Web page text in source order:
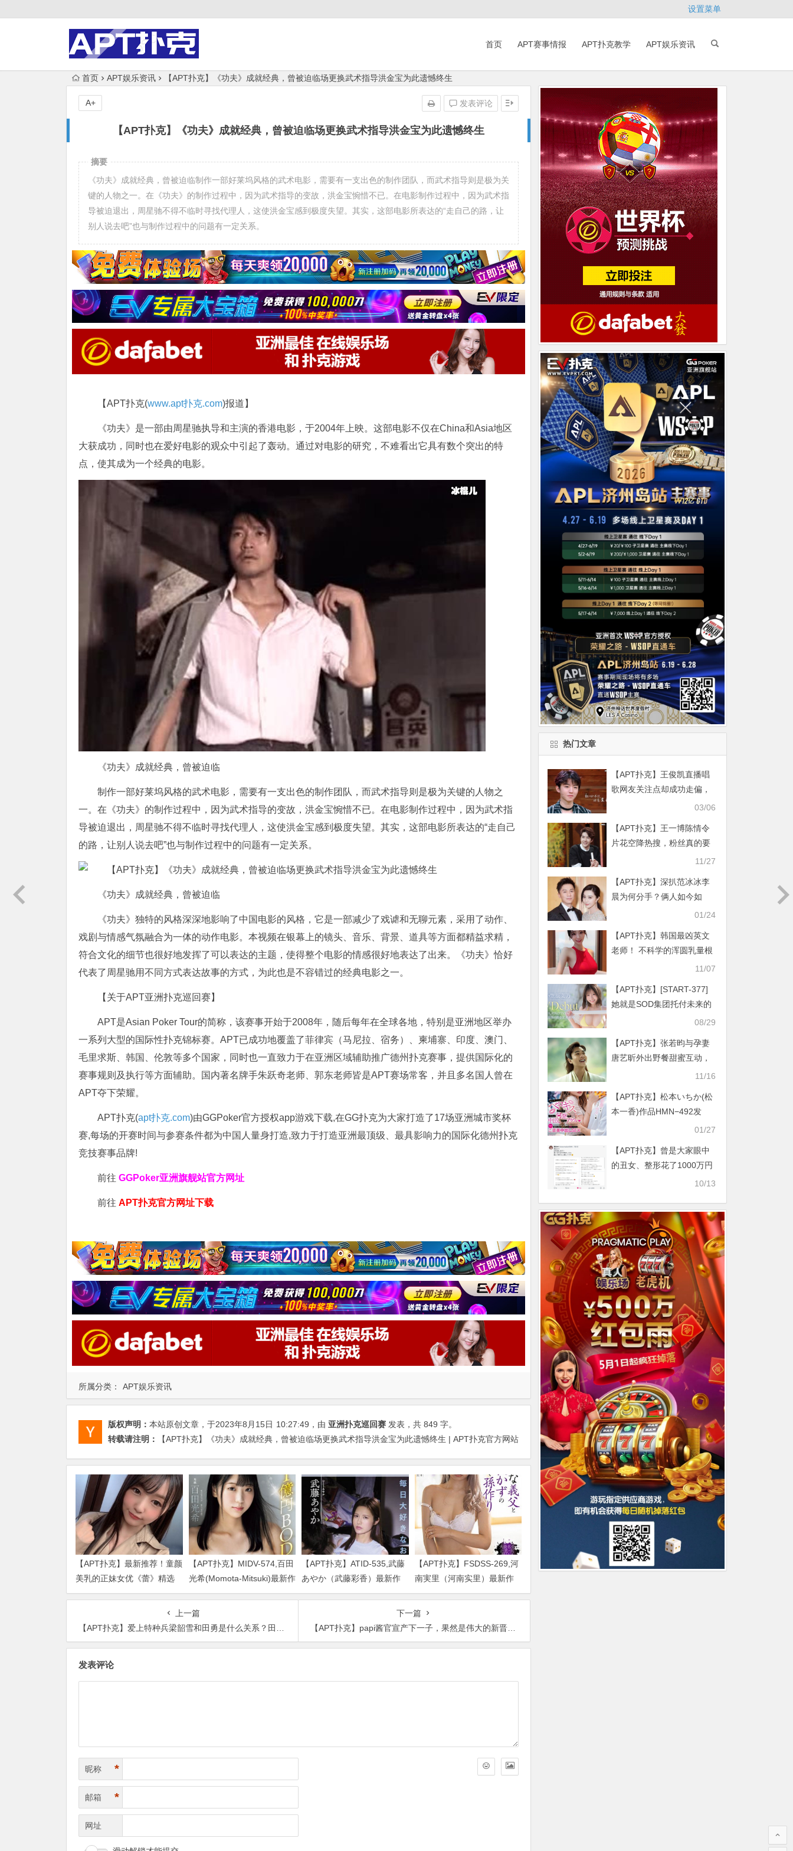
设置菜单
首页 APT赛事情报 APT扑克教学 APT娱乐资讯
首页 APT娱乐资讯 【APT扑克】《功夫》成就经典，曾被迫临场更换武术指导洪金宝为此遗憾终生
【APT扑克】《功夫》成就经典，曾被迫临场更换武术指导洪金宝为此遗憾终生
发表评论
A+
所属分类： APT娱乐资讯
摘要
《功夫》成就经典，曾被迫临制作一部好莱坞风格的武术电影，需要有一支出色的制作团队，而武术指导则是极为关
键的人物之一。在《功夫》的制作过程中，因为武术指导的变故，洪金宝惋惜不已。在电影制作过程中，因为武术指
导被迫退出，周星驰不得不临时寻找代理人，这使洪金宝感到极度失望。其实，这部电影所表达的“走自己的路，让
别人说去吧”也与制作过程中的问题有一定关系。
【APT扑克(www.apt扑克.com)报道】
《功夫》是一部由周星驰执导和主演的香港电影，于2004年上映。这部电影不仅在China和Asia地区
大获成功，同时也在爱好电影的观众中引起了轰动。通过对电影的研究，不难看出它具有数个突出的特
点，使其成为一个经典的电影。
《功夫》成就经典，曾被迫临
制作一部好莱坞风格的武术电影，需要有一支出色的制作团队，而武术指导则是极为关键的人物之
一。在《功夫》的制作过程中，因为武术指导的变故，洪金宝惋惜不已。在电影制作过程中，因为武术指
导被迫退出，周星驰不得不临时寻找代理人，这使洪金宝感到极度失望。其实，这部电影所表达的“走自己
的路，让别人说去吧”也与制作过程中的问题有一定关系。
《功夫》成就经典，曾被迫临
《功夫》独特的风格深深地影响了中国电影的风格，它是一部减少了戏谑和无聊元素，采用了动作、
戏剧与情感气氛融合为一体的动作电影。本视频在银幕上的镜头、音乐、背景、道具等方面都精益求精，
符合文化的细节也很好地发挥了可以表达的主题，使得整个电影的情感很好地表达了出来。《功夫》恰好
代表了周星驰用不同方式表达故事的方式，为此也是不容错过的经典电影之一。
【关于APT亚洲扑克巡回赛】
APT是Asian Poker Tour的简称，该赛事开始于2008年，随后每年在全球各地，特别是亚洲地区举办
一系列大型的国际性扑克锦标赛。APT已成功地覆盖了菲律宾（马尼拉、宿务）、柬埔寨、印度、澳门、
毛里求斯、韩国、伦敦等多个国家，同时也一直致力于在亚洲区域辅助推广德州扑克赛事，提供国际化的
赛事规则及执行等方面辅助。国内著名牌手朱跃奇老师、郭东老师皆是APT赛场常客，并且多名国人曾在
APT夺下荣耀。
APT扑克(apt扑克.com)由GGPoker官方授权app游戏下载,在GG扑克为大家打造了17场亚洲城市奖杯
赛,每场的开赛时间与参赛条件都为中国人量身打造,致力于打造亚洲最顶级、最具影响力的国际化德州扑克
竞技赛事品牌!
前往 GGPoker亚洲旗舰站官方网址
前往 APT扑克官方网址下载
版权声明： 本站原创文章，于2023年8月15日 10:27:49 ，由 亚洲扑克巡回赛 发表，共 849 字。
转载请注明：
【APT扑克】《功夫》成就经典，曾被迫临场更换武术指导洪金宝为此遗憾终生 | APT扑克官方网站
【APT扑克】最新推荐！童颜
美乳的正妹女优《蕾》精选
作品介绍……
【APT扑克】MIDV-574,百田
光希(Momota-Mitsuki)最新作
品2024/01/02发布！
【APT扑克】ATID-535,武藤
あやか（武藤彩香）最新作
品2023/01/19发布！
【APT扑克】FSDSS-269,河
南実里（河南实里）最新作
品2021-08-26发布！
上一篇
【APT扑克】爱上特种兵梁韶雪和田勇是什么关系？田勇梁韶雪大结局如何？
下一篇
【APT扑克】papi酱官宣产下一子，果然是伟大的新晋宝妈！
发表评论
昵称 *
邮箱 *
网址
热门文章
【APT扑克】王俊凯直播唱
歌网友关注点却成功走偏，
03/06
【APT扑克】王一博陈情令
片花空降热搜，粉丝真的要
11/27
【APT扑克】深扒范冰冰李
晨为何分手？俩人如今如
01/24
【APT扑克】韩国最凶英文
老师！ 不科学的浑圆乳量根
11/07
【APT扑克】[START-377]
她就是SOD集团托付未来的
原石！小笠原菜乃现身！08/29
【APT扑克】张若昀与孕妻
唐艺昕外出野餐甜蜜互动，
11/16
【APT扑克】松本いちか(松
本一香)作品HMN−492发
布！不能让她丢了专属！片
01/27
【APT扑克】曾是大家眼中
的丑女、整形花了1000万円
10/13